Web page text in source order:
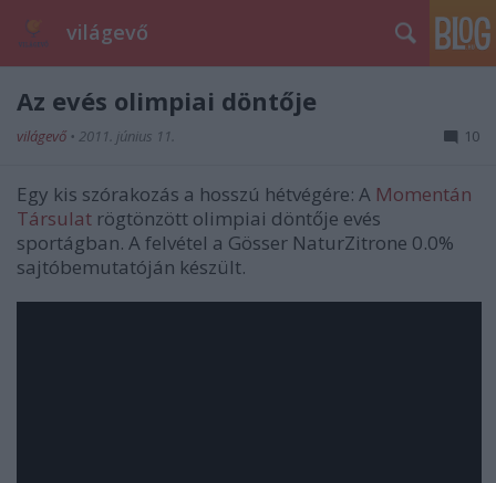
világevő
Az evés olimpiai döntője
világevő • 2011. június 11. 10
Egy kis szórakozás a hosszú hétvégére: A Momentán
Társulat rögtönzött olimpiai döntője evés
sportágban. A felvétel a Gösser NaturZitrone 0.0%
sajtóbemutatóján készült.